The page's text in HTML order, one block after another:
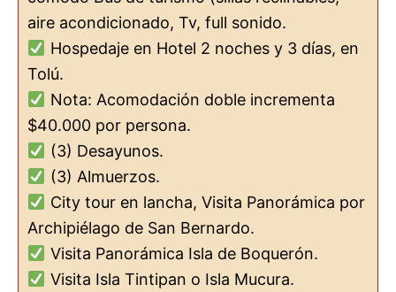
aire acondicionado, Tv, full sonido.
Hospedaje en Hotel 2 noches y 3 días, en
Tolú.
Nota: Acomodación doble incrementa
$40.000 por persona.
(3) Desayunos.
(3) Almuerzos.
City tour en lancha, Visita Panorámica por
Archipiélago de San Bernardo.
Visita Panorámica Isla de Boquerón.
Visita Isla Tintipan o Isla Mucura.